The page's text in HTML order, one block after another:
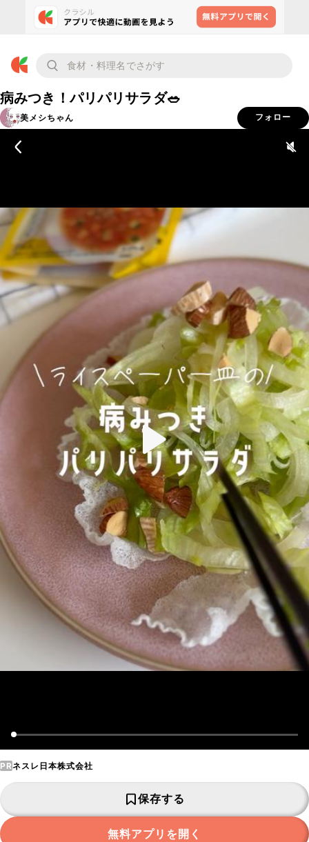
病みつき！パリパリサラダ🥗
美メシちゃん フォロー
PRネスレ日本株式会社
保存する
無料アプリを開く